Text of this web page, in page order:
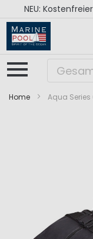
NEU:
Home Aqua Series